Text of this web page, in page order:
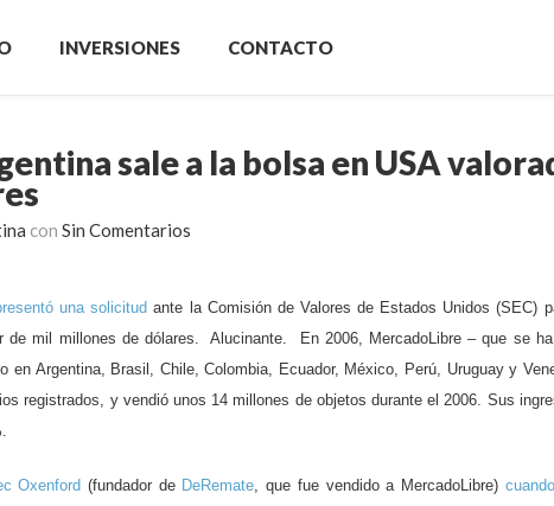
INVERSIONES CONTACTO
sale a la bolsa en USA
con Sin Comentarios
una solicitud ante la Comisión de Valores de Estados Unidos (SEC)
mil millones de dólares. Alucinante. En 2006, MercadoLibre – que se
en Argentina, Brasil, Chile, Colombia, Ecuador, México, Perú, Uruguay y
registrados, y vendió unos 14 millones de objetos durante el 2006. Sus
Oxenford (fundador de DeRemate, que fue vendido a MercadoLibre)